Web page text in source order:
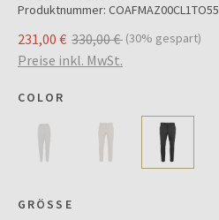
Produktnummer: COAFMAZ00CL1TO55
231,00 € 330,00 € (30% gespart)
Preise inkl. MwSt.
COLOR
GRÖSSE